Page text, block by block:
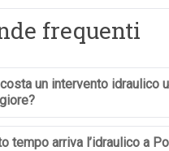
frequenti
un intervento idraulico
tempo arriva l’idraulico a